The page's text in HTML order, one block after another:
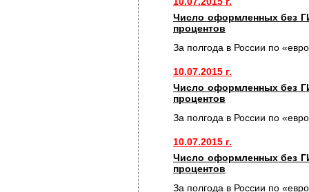
Число оформленных без
процентов
За полгода в России по
10.07.2015 г.
Число оформленных без
процентов
За полгода в России по
10.07.2015 г.
Число оформленных без
процентов
За полгода в России по